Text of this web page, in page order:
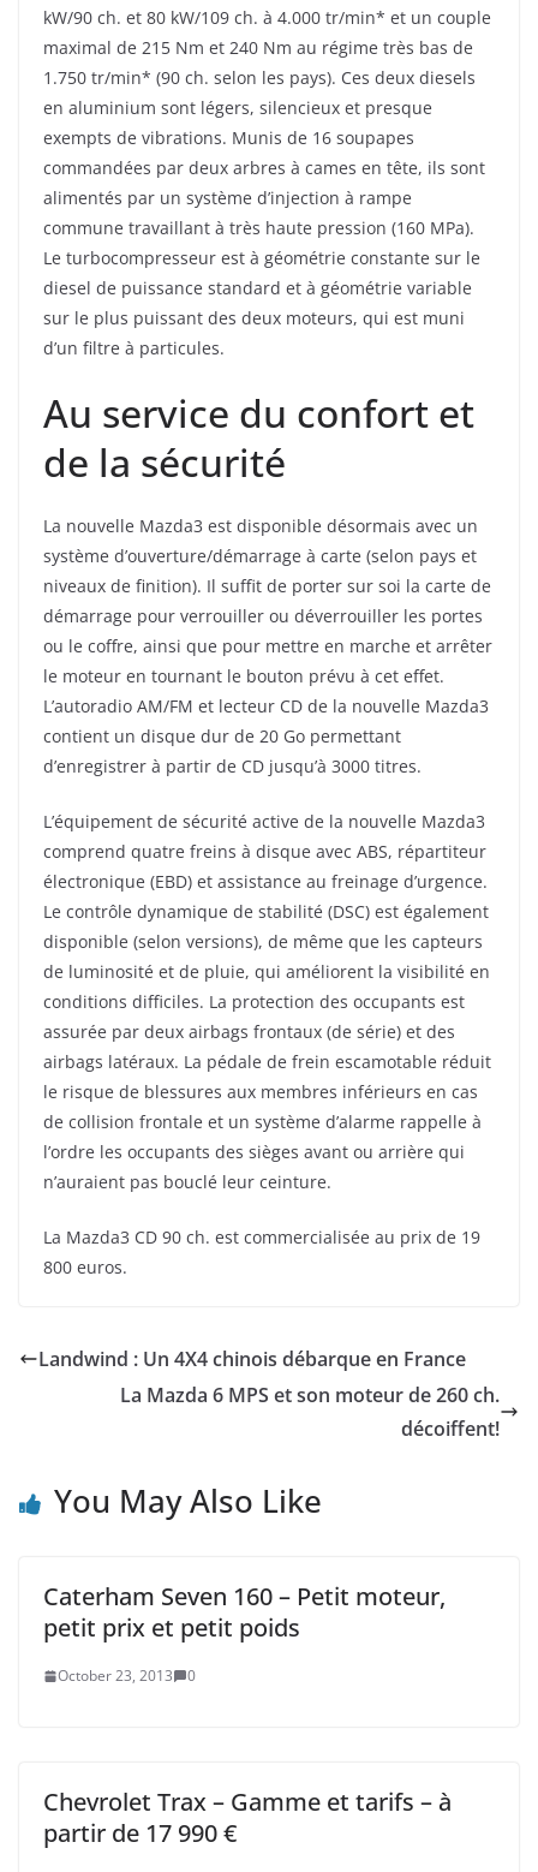
kW/90 ch. et 80 kW/109 ch. à 4.000 tr/min* et un couple
maximal de 215 Nm et 240 Nm au régime très bas de
1.750 tr/min* (90 ch. selon les pays). Ces deux diesels
en aluminium sont légers, silencieux et presque
exempts de vibrations. Munis de 16 soupapes
commandées par deux arbres à cames en tête, ils sont
alimentés par un système d’injection à rampe
commune travaillant à très haute pression (160 MPa).
Le turbocompresseur est à géométrie constante sur le
diesel de puissance standard et à géométrie variable
sur le plus puissant des deux moteurs, qui est muni
d’un filtre à particules.
Au service du confort et
de la sécurité
La nouvelle Mazda3 est disponible désormais avec un
système d’ouverture/démarrage à carte (selon pays et
niveaux de finition). Il suffit de porter sur soi la carte de
démarrage pour verrouiller ou déverrouiller les portes
ou le coffre, ainsi que pour mettre en marche et arrêter
le moteur en tournant le bouton prévu à cet effet.
L’autoradio AM/FM et lecteur CD de la nouvelle Mazda3
contient un disque dur de 20 Go permettant
d’enregistrer à partir de CD jusqu’à 3000 titres.
L’équipement de sécurité active de la nouvelle Mazda3
comprend quatre freins à disque avec ABS, répartiteur
électronique (EBD) et assistance au freinage d’urgence.
Le contrôle dynamique de stabilité (DSC) est également
disponible (selon versions), de même que les capteurs
de luminosité et de pluie, qui améliorent la visibilité en
conditions difficiles. La protection des occupants est
assurée par deux airbags frontaux (de série) et des
airbags latéraux. La pédale de frein escamotable réduit
le risque de blessures aux membres inférieurs en cas
de collision frontale et un système d’alarme rappelle à
l’ordre les occupants des sièges avant ou arrière qui
n’auraient pas bouclé leur ceinture.
La Mazda3 CD 90 ch. est commercialisée au prix de 19
800 euros.
Landwind : Un 4X4 chinois débarque en France
La Mazda 6 MPS et son moteur de 260 ch.
décoiffent!
You May Also Like
Caterham Seven 160 – Petit moteur,
petit prix et petit poids
October 23, 2013 0
Chevrolet Trax – Gamme et tarifs – à
partir de 17 990 €